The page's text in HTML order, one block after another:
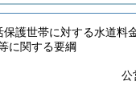
保護世帯に対する水道料
に関する要綱
公